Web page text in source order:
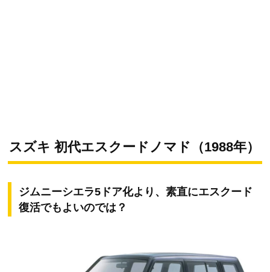
スズキ 初代エスクードノマド（1988年）
ジムニーシエラ5ドア化より、素直にエスクード
復活でもよいのでは？